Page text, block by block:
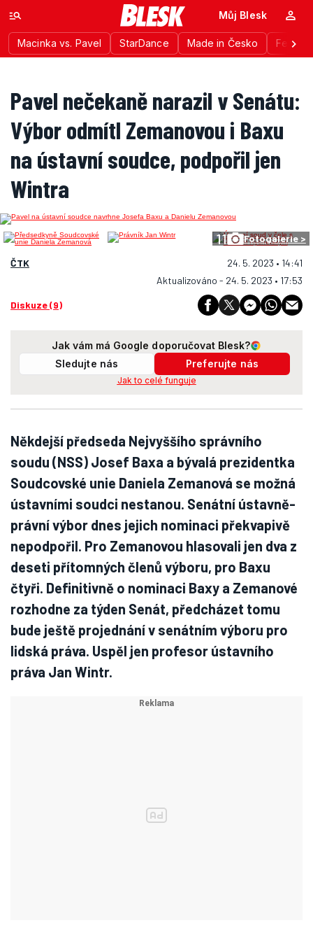
Macinka vs. Pavel StarDance Made in Česko
Můj Blesk
Pavel nečekaně narazil v Senátu:
Výbor odmítl Zemanovou i Baxu
na ústavní soudce, podpořil jen
Wintra
11 Fotogalerie >
ČTK
24. 5. 2023 • 14:41
Aktualizováno - 24. 5. 2023 • 17:53
Diskuze (9)
Jak vám má Google doporučovat Blesk?
Sledujte nás
Preferujte nás
Jak to celé funguje
Někdejší předseda Nejvyššího správního
soudu (NSS) Josef Baxa a bývalá prezidentka
Soudcovské unie Daniela Zemanová se možná
ústavními soudci nestanou. Senátní ústavně-
právní výbor dnes jejich nominaci překvapivě
nepodpořil. Pro Zemanovou hlasovali jen dva z
deseti přítomných členů výboru, pro Baxu
čtyři. Definitivně o nominaci Baxy a Zemanové
rozhodne za týden Senát, předcházet tomu
bude ještě projednání v senátním výboru pro
lidská práva. Uspěl jen profesor ústavního
práva Jan Wintr.